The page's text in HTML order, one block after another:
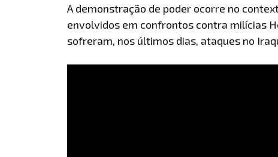
A demonstração de poder ocorre no
envolvidos em confrontos contra milícias
sofreram, nos últimos dias, ataques no